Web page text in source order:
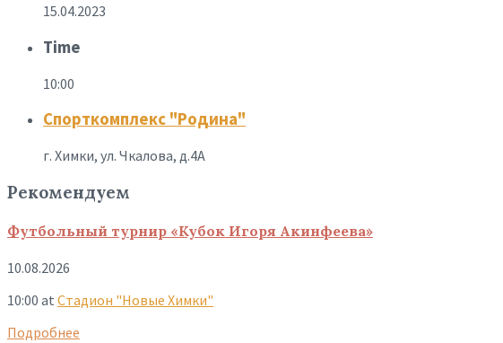
15.04.2023
Time
10:00
Спорткомплекс "Родина"
г. Химки, ул. Чкалова, д.4А
Рекомендуем
Футбольный турнир «Кубок Игоря Акинфеева»
10.08.2026
10:00 at Стадион "Новые Химки"
Подробнее